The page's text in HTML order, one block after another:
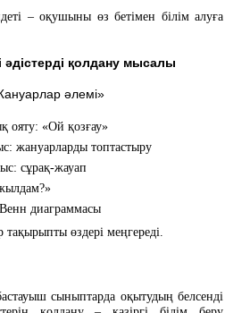
– оқушыны өз бетімен білім алуға
әдістерді қолдану мысалы
әлемі»
ояту: «Ой қозғау»
жануарларды топтастыру
сұрақ-жауап
диаграммасы
өздері меңгереді.
сыныптарда оқытудың белсенді